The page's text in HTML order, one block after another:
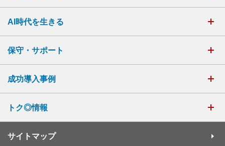
AI時代を生きる
保守・サポート
成功導入事例
トク◎情報
サイトマップ